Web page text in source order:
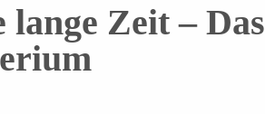
lange Zeit – Das